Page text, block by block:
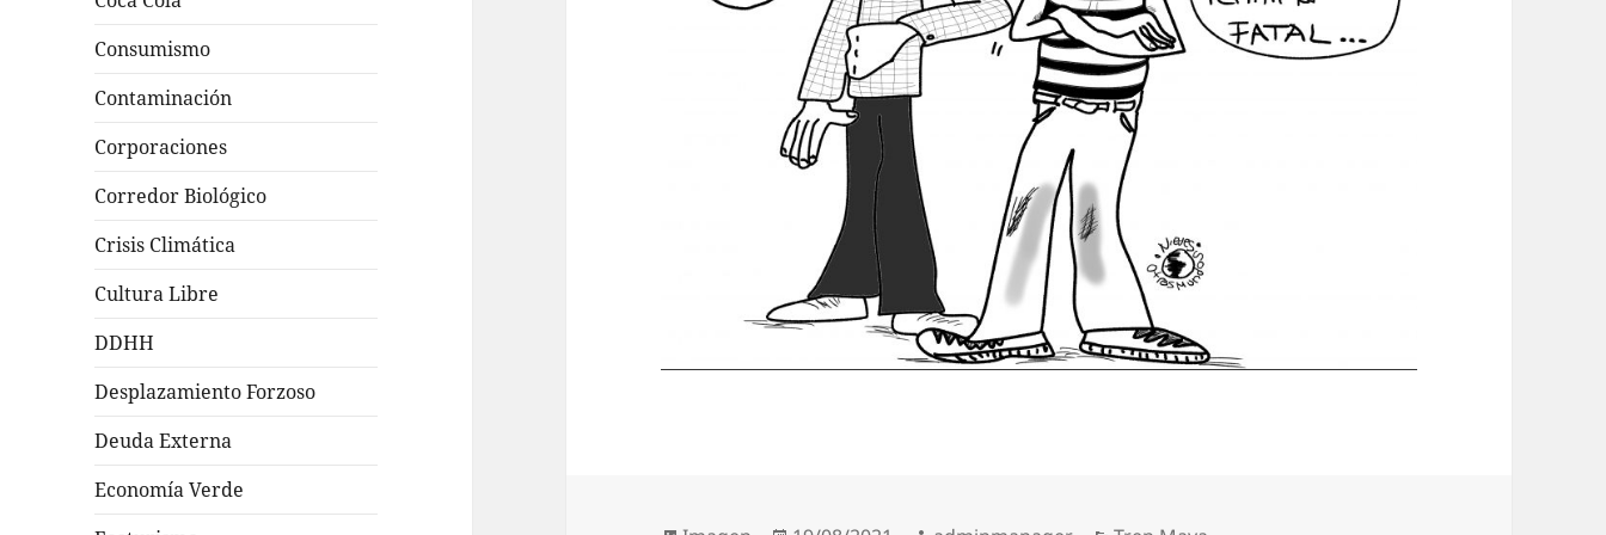
Consumismo
Contaminación
Corporaciones
Corredor Biológico
Crisis Climática
Cultura Libre
DDHH
Desplazamiento Forzoso
Deuda Externa
Economía Verde